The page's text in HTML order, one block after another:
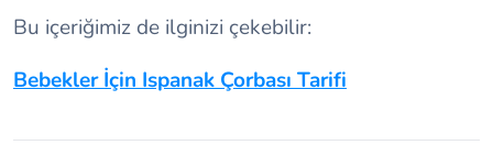
Bu içeriğimiz de ilginizi çekebilir:
Bebekler İçin Ispanak Çorbası Tarifi